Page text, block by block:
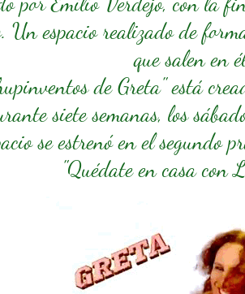
Un espacio realizado de
que salen en
de Greta" está
siete semanas, los
se estrenó en el segundo
"Quédate en casa con